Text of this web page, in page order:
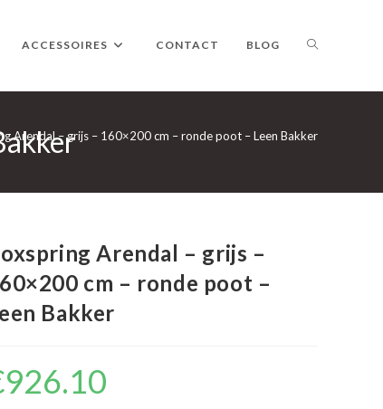
ACCESSOIRES CONTACT BLOG TOGGLE
WEBSITE
Arendal – grijs – 160×200 cm – ronde poot – Leen Bakker
Arendal – grijs –
cm – ronde poot –
Bakker
926.10